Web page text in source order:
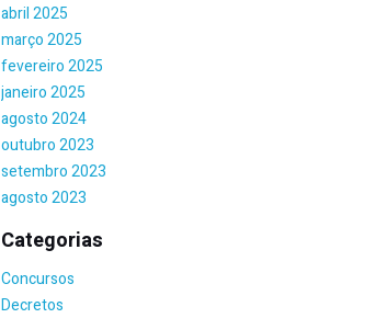
abril 2025
março 2025
fevereiro 2025
janeiro 2025
agosto 2024
outubro 2023
setembro 2023
agosto 2023
Categorias
Concursos
Decretos